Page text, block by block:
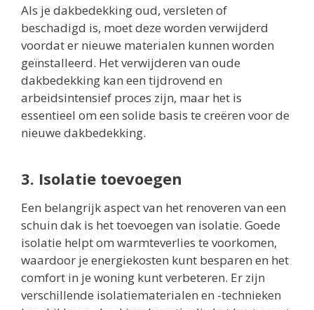
Als je dakbedekking oud, versleten of
beschadigd is, moet deze worden verwijderd
voordat er nieuwe materialen kunnen worden
geïnstalleerd. Het verwijderen van oude
dakbedekking kan een tijdrovend en
arbeidsintensief proces zijn, maar het is
essentieel om een solide basis te creëren voor de
nieuwe dakbedekking.
3. Isolatie toevoegen
Een belangrijk aspect van het renoveren van een
schuin dak is het toevoegen van isolatie. Goede
isolatie helpt om warmteverlies te voorkomen,
waardoor je energiekosten kunt besparen en het
comfort in je woning kunt verbeteren. Er zijn
verschillende isolatiematerialen en -technieken